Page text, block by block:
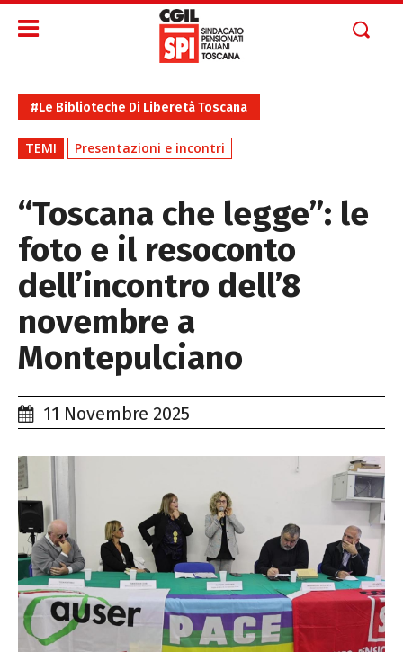
#Le Biblioteche Di Liberetà Toscana
TEMI Presentazioni e incontri
“Toscana che legge”: le
foto e il resoconto
dell’incontro dell’8
novembre a
Montepulciano
11 Novembre 2025